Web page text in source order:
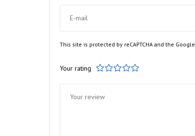
This site is protected by reCAPTCHA and the Google
Your rating
1 2 3 4 5